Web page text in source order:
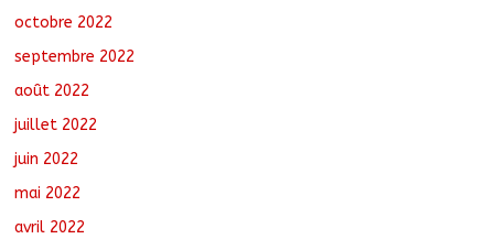
octobre 2022
septembre 2022
août 2022
juillet 2022
juin 2022
mai 2022
avril 2022